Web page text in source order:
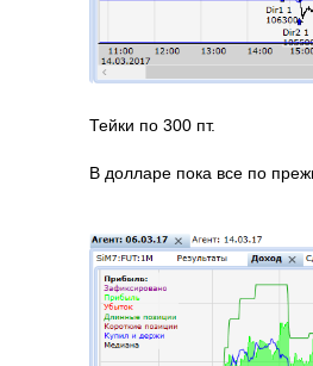
Тейки по 300 пт.
В долларе пока все по